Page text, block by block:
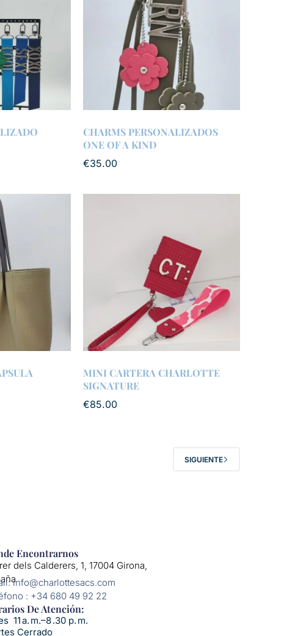
CHARMS PERSONALIZADOS
ONE OF A KIND
€35.00
MINI CARTERA CHARLOTTE
SIGNATURE
€85.00
SIGUIENTE
Encontrarnos
dels Calderers, 1, 17004 Girona,
info@charlottesacs.com
: +34 680 49 92 22
De Atención:​
11 a. m.–8 .30 p. m.
Cerrado